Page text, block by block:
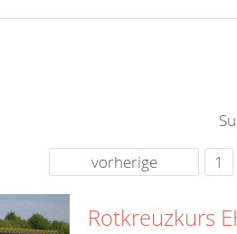
gerne.
rund um die Uhr
vorherige
1
Rotkreuzkurs